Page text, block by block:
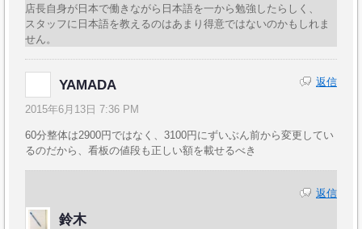
店長自身が日本で働きながら日本語を一から勉強したらしく、
スタッフに日本語を教えるのはあまり得意ではないのかもしれま
せん。
YAMADA
2015年6月13日 7:36 PM
60分整体は2900円ではなく、3100円にずいぶん前から変更してい
るのだから、看板の値段も正しい額を載せるべき
返信
鈴木
返信